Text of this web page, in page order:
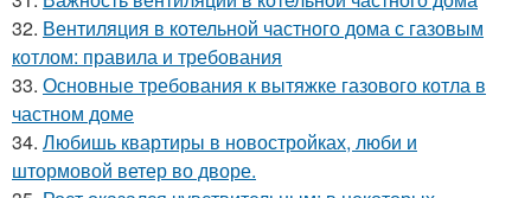
32. Вентиляция в котельной частного дома с газовым
котлом: правила и требования
33. Основные требования к вытяжке газового котла в
частном доме
34. Любишь квартиры в новостройках, люби и
штормовой ветер во дворе.